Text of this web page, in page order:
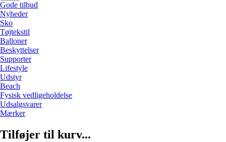
Gode tilbud
Nyheder
Sko
Tøjtekstil
Balloner
Beskyttelser
Supporter
Lifestyle
Udstyr
Beach
Fysisk vedligeholdelse
Udsalgsvarer
Mærker
Tilføjer til kurv...